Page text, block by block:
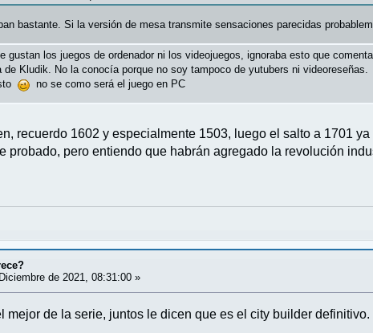
bastante. Si la versión de mesa transmite sensaciones parecidas
gustan los juegos de ordenador ni los videojuegos, ignoraba esto que
Kludik. No la conocía porque no soy tampoco de yutubers ni videoreseñas.
no se como será el juego en PC
recuerdo 1602 y especialmente 1503, luego el salto a 1701
probado, pero entiendo que habrán agregado la revolución
de 2021, 08:31:00 »
mejor de la serie, juntos le dicen que es el city builder definitivo.